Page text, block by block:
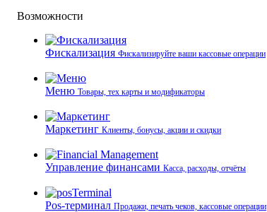
Возможности
Фискализация Фискализируйте ваши кассовые операции
Меню Товары, тех карты и модификаторы
Маркетинг Клиенты, бонусы, акции и скидки
Управление финансами Касса, расходы, отчёты
Pos-терминал Продажи, печать чеков, кассовые операции